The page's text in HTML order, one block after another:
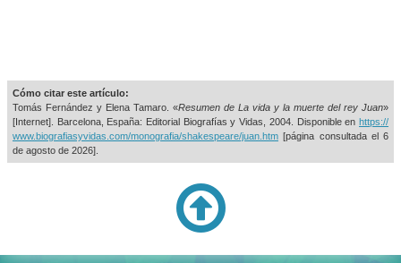
Cómo citar este artículo:
Tomás Fernández y Elena Tamaro. «Resumen de La vida y la muerte del rey Juan»
[Internet]. Barcelona, España: Editorial Biografías y Vidas, 2004. Disponible en https://
www.biografiasyvidas.com/monografia/shakespeare/juan.htm [página consultada el 6
de agosto de 2026].